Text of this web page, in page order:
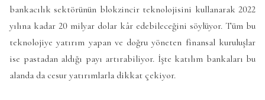
bankacılık sektörünün blokzincir teknolojisini kullanarak 2022
yılına kadar 20 milyar dolar kâr edebileceğini söylüyor. Tüm bu
teknolojiye yatırım yapan ve doğru yöneten finansal kuruluşlar
ise pastadan aldığı payı artırabiliyor. İşte katılım bankaları bu
alanda da cesur yatırımlarla dikkat çekiyor.